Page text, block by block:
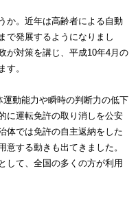
か。近年は高齢者による自動
で発展するようになりまし
が対策を講じ、平成10年4月の
す。
運動能力や瞬時の判断力の低下
に運転免許の取り消しを公安
体では免許の自主返納をした
する動きも出てきました。
して、全国の多くの方が利用